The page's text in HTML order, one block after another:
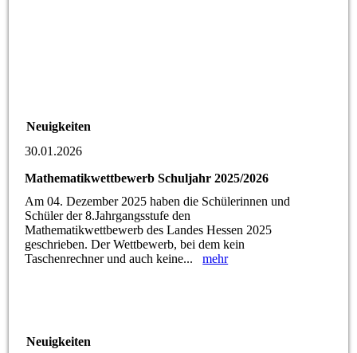
Neuigkeiten
30.01.2026
Mathematikwettbewerb Schuljahr 2025/2026
Am 04. Dezember 2025 haben die Schülerinnen und
Schüler der 8.Jahrgangsstufe den
Mathematikwettbewerb des Landes Hessen 2025
geschrieben. Der Wettbewerb, bei dem kein
Taschenrechner und auch keine...mehr
Neuigkeiten